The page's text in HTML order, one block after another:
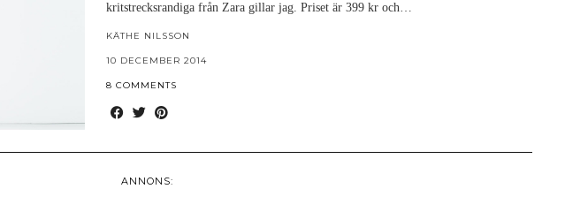
kritstrecksrandiga från Zara gillar jag. Priset är 399 kr och…
KÄTHE NILSSON
10 DECEMBER 2014
8 COMMENTS
ANNONS: